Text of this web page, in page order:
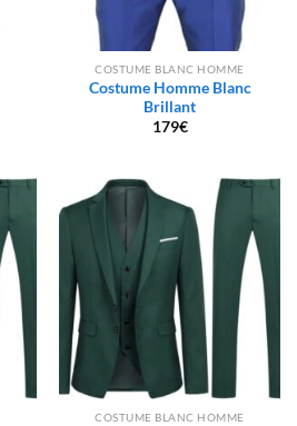
COSTUME BLANC HOMME
Costume Homme Blanc
Brillant
179€
COSTUME BLANC HOMME